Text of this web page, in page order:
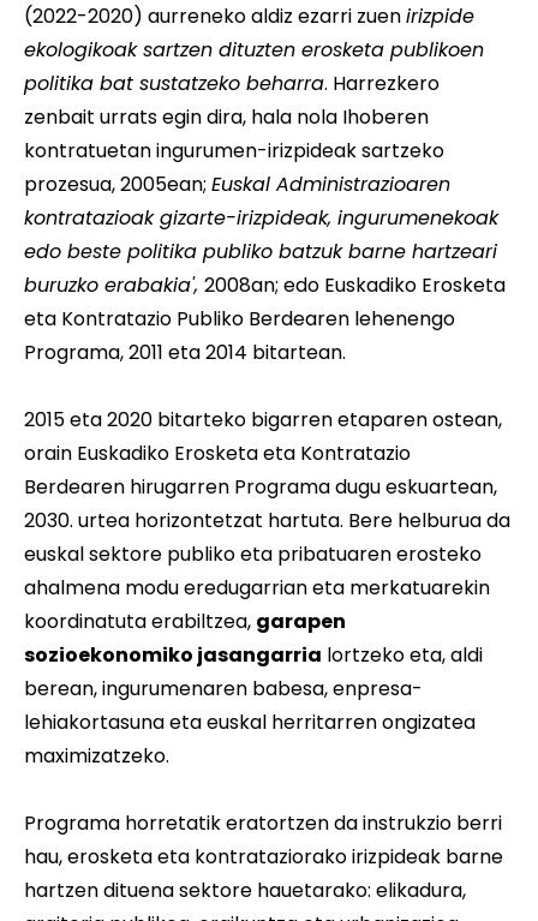
(2022-2020) aurreneko aldiz ezarri zuen irizpide
ekologikoak sartzen dituzten erosketa publikoen
politika bat sustatzeko beharra. Harrezkero
zenbait urrats egin dira, hala nola Ihoberen
kontratuetan ingurumen-irizpideak sartzeko
prozesua, 2005ean;  Euskal Administrazioaren
kontratazioak gizarte-irizpideak, ingurumenekoak
edo beste politika publiko batzuk barne hartzeari
buruzko erabakia', 2008an; edo Euskadiko Erosketa
eta Kontratazio Publiko Berdearen lehenengo
Programa, 2011 eta 2014 bitartean.
2015 eta 2020 bitarteko bigarren etaparen ostean,
orain Euskadiko Erosketa eta Kontratazio
Berdearen hirugarren Programa dugu eskuartean,
2030. urtea horizontetzat hartuta. Bere helburua da
euskal sektore publiko eta pribatuaren erosteko
ahalmena modu eredugarrian eta merkatuarekin
koordinatuta erabiltzea, garapen
sozioekonomiko jasangarria lortzeko eta, aldi
berean, ingurumenaren babesa, enpresa-
lehiakortasuna eta euskal herritarren ongizatea
maximizatzeko.
Programa horretatik eratortzen da instrukzio berri
hau, erosketa eta kontrataziorako irizpideak barne
hartzen dituena sektore hauetarako: elikadura,